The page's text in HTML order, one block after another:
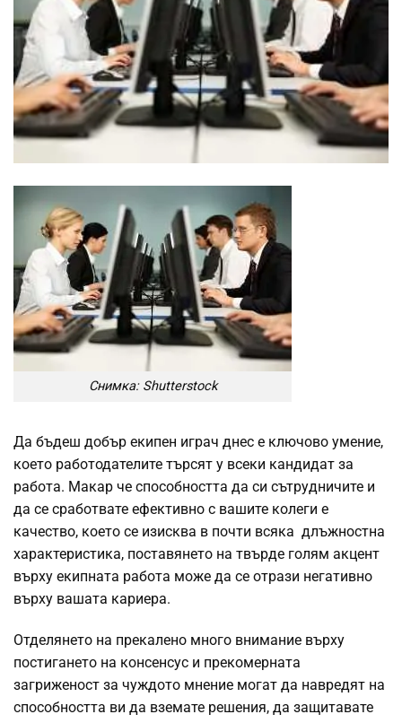
Снимка: Shutterstock
Да бъдеш добър екипен играч днес е ключово умение,
което работодателите търсят у всеки кандидат за
работа. Макар че способността да си сътрудничите и
да се сработвате ефективно с вашите колеги е
качество, което се изисква в почти всяка длъжностна
характеристика, поставянето на твърде голям акцент
върху екипната работа може да се отрази негативно
върху вашата кариера.
Отделянето на прекалено много внимание върху
постигането на консенсус и прекомерната
загриженост за чуждото мнение могат да навредят на
способността ви да вземате решения, да защитавате